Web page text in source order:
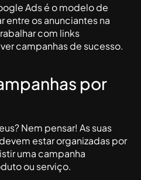
Ads é o modelo de
os anunciantes na
com links
campanhas de sucesso.
por
Nem pensar! As suas
estar organizadas por
uma campanha
ou serviço.